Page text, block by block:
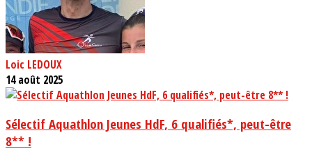
Loic LEDOUX
14 août 2025
Sélectif Aquathlon Jeunes HdF, 6 qualifiés*, peut-être
8** !